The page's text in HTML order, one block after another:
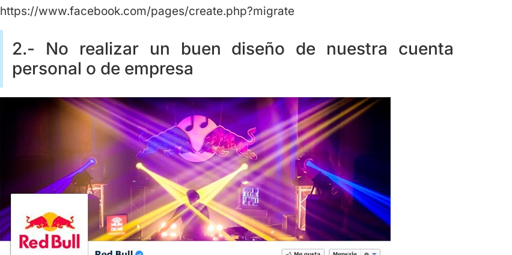
https://www.facebook.com/pages/create.php?migrate
2.- No realizar un buen diseño de nuestra cuenta
personal o de empresa